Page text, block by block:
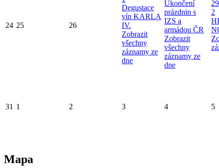
24 25 26
Degustace
vín KARLA
IV.
Zobrazit
všechny
záznamy ze
dne
Ukončení
prázdnin s
IZS a
armádou ČR
Zobrazit
všechny
záznamy ze
dne
29
2
31 1 2 3 4 5
Mapa